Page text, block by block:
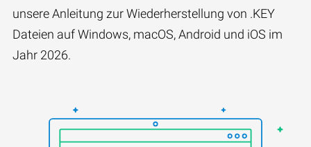
unsere Anleitung zur Wiederherstellung von .KEY
Dateien auf Windows, macOS, Android und iOS im
Jahr 2026.